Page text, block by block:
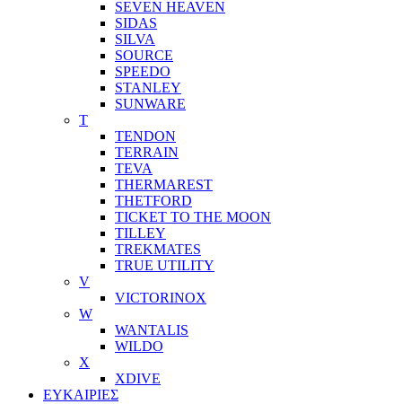
SEVEN HEAVEN
SIDAS
SILVA
SOURCE
SPEEDO
STANLEY
SUNWARE
T
TENDON
TERRAIN
TEVA
THERMAREST
THETFORD
TICKET TO THE MOON
TILLEY
TREKMATES
TRUE UTILITY
V
VICTORINOX
W
WANTALIS
WILDO
X
XDIVE
ΕΥΚΑΙΡΙΕΣ